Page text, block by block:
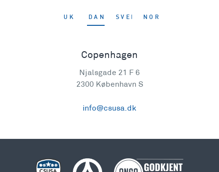
UK DANMARKSVERIGENORGE
Copenhagen
Njalsgade 21 F 6
2300 København S
info@csusa.dk